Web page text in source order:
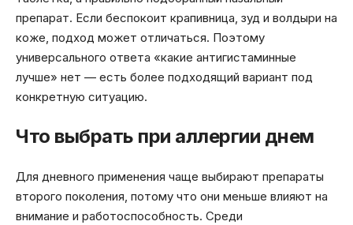
препарат. Если беспокоит крапивница, зуд и волдыри на
коже, подход может отличаться. Поэтому
универсального ответа «какие антигистаминные
лучше» нет — есть более подходящий вариант под
конкретную ситуацию.
Что выбрать при аллергии днем
Для дневного применения чаще выбирают препараты
второго поколения, потому что они меньше влияют на
внимание и работоспособность. Среди